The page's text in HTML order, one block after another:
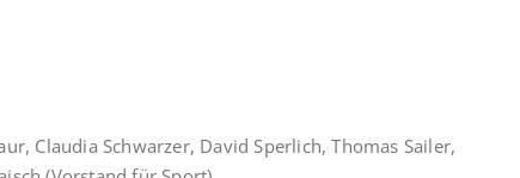
Claudia Schwarzer, David Sperlich, Thomas Sailer,